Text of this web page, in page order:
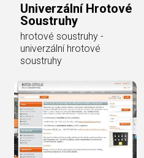
Univerzální Hrotové
Soustruhy
hrotové soustruhy -
univerzální hrotové
soustruhy